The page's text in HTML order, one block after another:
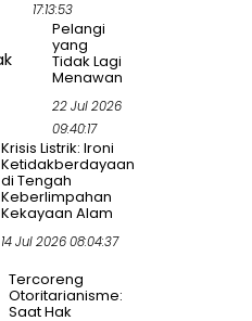
17:13:53
Pelangi
yang
Tidak Lagi
Menawan
22 Jul 2026
09:40:17
Krisis Listrik: Ironi
Ketidakberdayaan
di Tengah
Keberlimpahan
Kekayaan Alam
14 Jul 2026 08:04:37
Tercoreng
Otoritarianisme:
Saat Hak